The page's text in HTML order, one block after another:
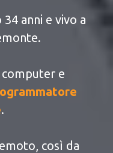
34 anni e vivo a
computer e
.
così da